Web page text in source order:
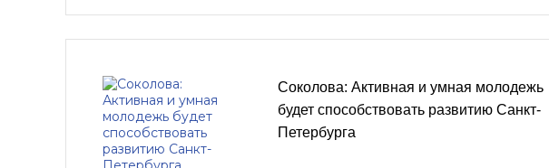
Соколова: Активная и умная молодежь
будет способствовать развитию Санкт-
Петербурга